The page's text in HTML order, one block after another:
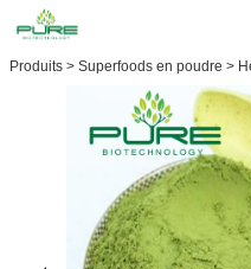
Produits > Superfoods en poudre >